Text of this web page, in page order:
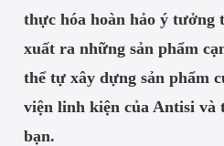
thực hóa hoàn hảo ý tưởng
xuất ra những sản phẩm
thể tự xây dựng sản phẩm
viện linh kiện của Antisi và
bạn.